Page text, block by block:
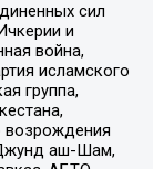
сил
и
война,
исламского
группа,
аш-Шам,